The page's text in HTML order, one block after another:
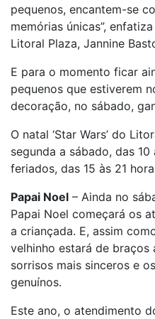
pequenos, encantem-se
memórias únicas”,
Litoral Plaza, Jannine
E para o momento ficar
pequenos que estiverem
decoração, no sábado,
O natal ‘Star Wars’ do
segunda a sábado, das
feriados, das 15 às 21
Papai Noel – Ainda no
Papai Noel começará os
a criançada. E, assim
velhinho estará de
sorrisos mais sinceros e
genuínos.
Este ano, o atendimento